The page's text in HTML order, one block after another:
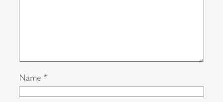
Name *